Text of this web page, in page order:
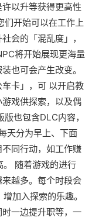
以升等获得更高性
们开始可以在工作上
会的「混乱度」，
将开始展现更海量
也可会产生改变。
卡」，可 以开启教
戏供探索，以及偶
也包含DLC内容，
天分为早上、下面
同行动，如工作赚
随着游戏的进行
越多。每个时段会
加入探索的乐趣。
一边提升职等，一